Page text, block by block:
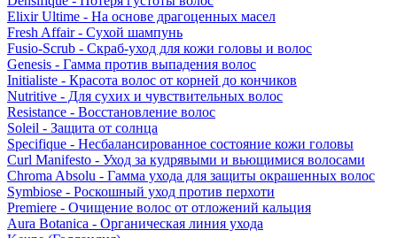
Elixir Ultime - На основе драгоценных масел
Fresh Affair - Сухой шампунь
Fusio-Scrub - Скраб-уход для кожи головы и волос
Genesis - Гамма против выпадения волос
Initialiste - Красота волос от корней до кончиков
Nutritive - Для сухих и чувствительных волос
Resistance - Восстановление волос
Soleil - Защита от солнца
Specifique - Несбалансированное состояние кожи головы
Curl Manifesto - Уход за кудрявыми и вьющимися волосами
Chroma Absolu - Гамма ухода для защиты окрашенных волос
Symbiose - Роскошный уход против перхоти
Premiere - Очищение волос от отложений кальция
Aura Botanica - Органическая линия ухода